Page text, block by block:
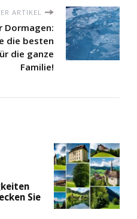
ARTIKEL
Dormagen:
die besten
die ganze
Familie!
Sie